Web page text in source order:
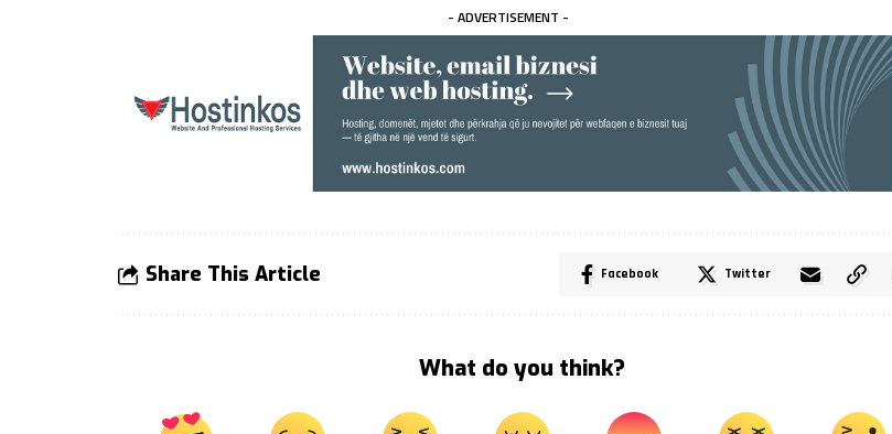
- ADVERTISEMENT -
Share This Article Facebook Twitter
What do you think?